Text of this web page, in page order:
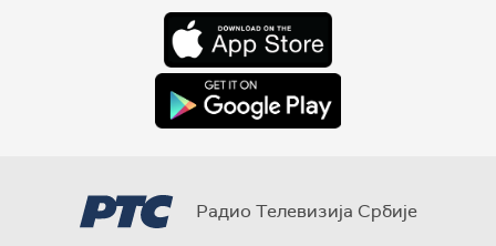
Радио Телевизија Србије